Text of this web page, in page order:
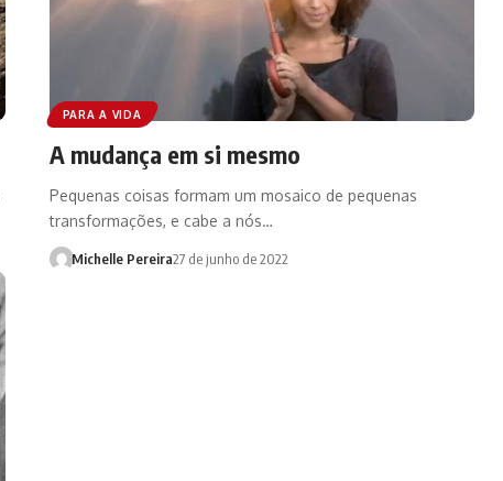
PARA A VIDA
A mudança em si mesmo
Pequenas coisas formam um mosaico de pequenas
transformações, e cabe a nós…
Michelle Pereira27 de junho de 2022